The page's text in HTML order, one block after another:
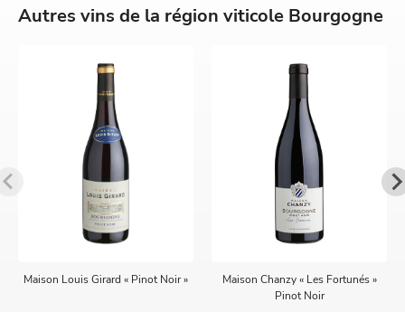
Autres vins de la région viticole Bourgogne
Maison Louis Girard « Pinot Noir »
Maison Chanzy « Les Fortunés »
Pinot Noir